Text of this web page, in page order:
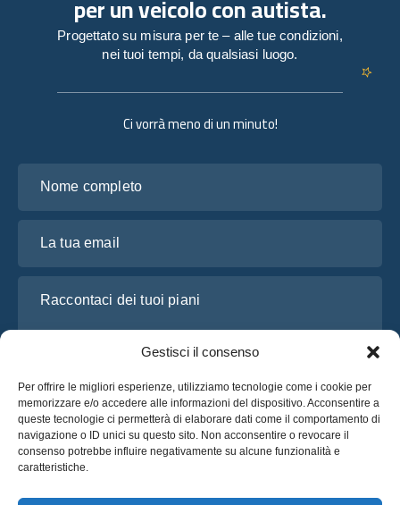
Gestisci il consenso
Per offrire le migliori esperienze, utilizziamo tecnologie come i cookie per
memorizzare e/o accedere alle informazioni del dispositivo. Acconsentire a
queste tecnologie ci permetterà di elaborare dati come il comportamento di
navigazione o ID unici su questo sito. Non acconsentire o revocare il
consenso potrebbe influire negativamente su alcune funzionalità e
caratteristiche.
Ci vorrà meno di un minuto!
Ho letto e accetto l’
per un veicolo con autista.
Progettato su misura per te – alle tue condizioni,
nei tuoi tempi, da qualsiasi luogo.